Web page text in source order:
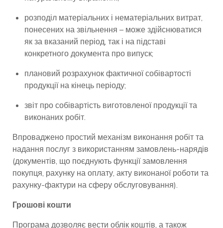
розподіл матеріальних і нематеріальних витрат,
понесених на звільнення – може здійснюватися
як за вказаний період, так і на підставі
конкретного документа про випуск;
плановий розрахунок фактичної собівартості
продукції на кінець періоду;
звіт про собівартість виготовленої продукції та
виконаних робіт.
Впроваджено простий механізм виконання робіт та
надання послуг з використанням замовлень-нарядів
(документів, що поєднують функції замовлення
покупця, рахунку на оплату, акту виконаної роботи та
рахунку-фактури на сферу обслуговування).
Грошові кошти
Програма дозволяє вести облік коштів, а також